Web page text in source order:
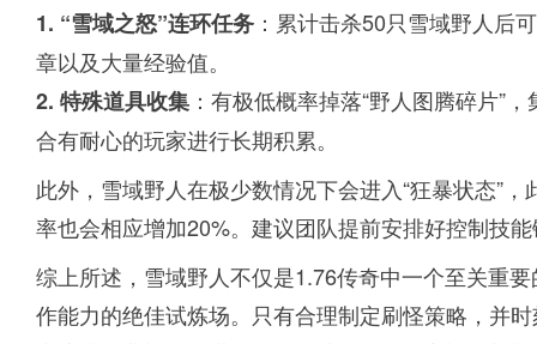
1. “雪域之怒”连环任务 ：累计击杀50只雪域野人后
章以及大量经验值。
2. 特殊道具收集 ：有极低概率掉落“野人图腾碎片”
合有耐心的玩家进行长期积累。
此外，雪域野人在极少数情况下会进入“狂暴状态”
率也会相应增加20%。建议团队提前安排好控制技
综上所述，雪域野人不仅是1.76传奇中一个至关重
作能力的绝佳试炼场。只有合理制定刷怪策略，并